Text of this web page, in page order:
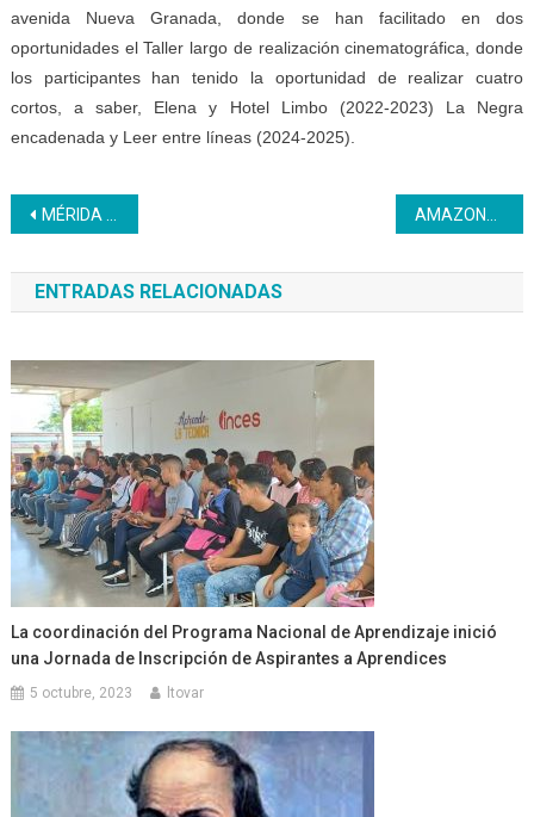
avenida Nueva Granada, donde se han facilitado en dos
oportunidades el Taller largo de realización cinematográfica, donde
los participantes han tenido la oportunidad de realizar cuatro
cortos, a saber, Elena y Hotel Limbo (2022-2023) La Negra
encadenada y Leer entre líneas (2024-2025).
Navegación
de
entradas
MÉRIDA | Inces ofrece formación en la comuna Luz del Alba con el perfil productivo Emprendimiento
ENTRADAS RELACIONADAS
La coordinación del Programa Nacional de Aprendizaje inició
una Jornada de Inscripción de Aspirantes a Aprendices
5 octubre, 2023 ltovar